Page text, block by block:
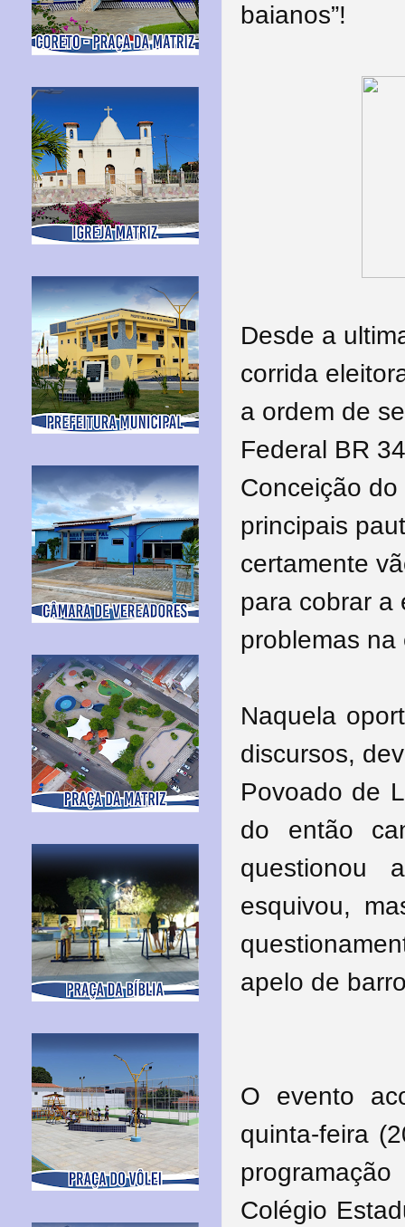
baianos”!
Desde a
corrida
a ordem de
Federal BR
Conceição
principais
certamente
para cobrar a
problemas na
Naquela
discursos,
Povoado de
do então
questionou
esquivou,
apelo de
O evento
quinta-feira
Colégio